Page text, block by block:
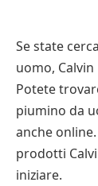
Se state
uomo,
Potete
piumino da
anche
prodotti
iniziare.